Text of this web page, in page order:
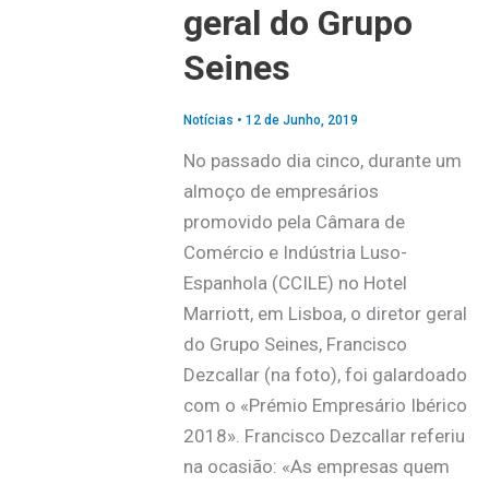
geral do Grupo
Seines
Notícias • 12 de Junho, 2019
No passado dia cinco, durante um
almoço de empresários
promovido pela Câmara de
Comércio e Indústria Luso-
Espanhola (CCILE) no Hotel
Marriott, em Lisboa, o diretor geral
do Grupo Seines, Francisco
Dezcallar (na foto), foi galardoado
com o «Prémio Empresário Ibérico
2018». Francisco Dezcallar referiu
na ocasião: «As empresas quem